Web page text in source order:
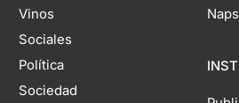
Vinos
Sociales
Política
Sociedad